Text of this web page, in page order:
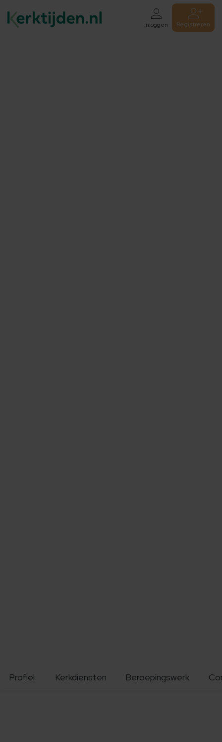
Inloggen Registreren
Profiel Kerkdiensten Beroepingswerk